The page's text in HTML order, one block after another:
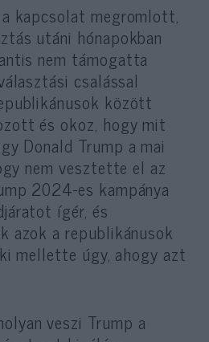
kapcsolat megromlott,
utáni hónapokban
nem támogatta
csalással
között
és okoz, hogy mit
Donald Trump a mai
nem vesztette el az
2024-es kampánya
ígér, és
azok a republikánusok
mellette úgy, ahogy azt
veszi Trump a